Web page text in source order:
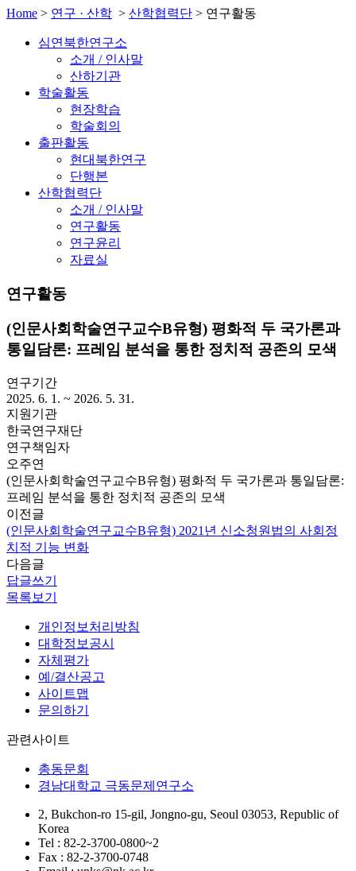
Home > 연구 · 산학 > 산학협력단 > 연구활동
심연북한연구소
소개 / 인사말
산하기관
학술활동
현장학습
학술회의
출판활동
현대북한연구
단행본
산학협력단
소개 / 인사말
연구활동
연구윤리
자료실
연구활동
(인문사회학술연구교수B유형) 평화적 두 국가론과
통일담론: 프레임 분석을 통한 정치적 공존의 모색
연구기간
2025. 6. 1. ~ 2026. 5. 31.
지원기관
한국연구재단
연구책임자
오주연
(인문사회학술연구교수B유형) 평화적 두 국가론과 통일담론:
프레임 분석을 통한 정치적 공존의 모색
이전글
(인문사회학술연구교수B유형) 2021년 신소청원법의 사회정
치적 기능 변화
다음글
답글쓰기
목록보기
개인정보처리방침
대학정보공시
자체평가
예/결산공고
사이트맵
문의하기
관련사이트
총동문회
경남대학교 극동문제연구소
2, Bukchon-ro 15-gil, Jongno-gu, Seoul 03053, Republic of
Korea
Tel : 82-2-3700-0800~2
Fax : 82-2-3700-0748